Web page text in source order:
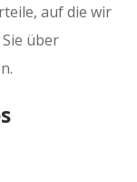
auf die wir
über